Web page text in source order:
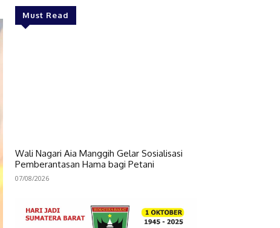
Must Read
Wali Nagari Aia Manggih Gelar Sosialisasi
Pemberantasan Hama bagi Petani
07/08/2026